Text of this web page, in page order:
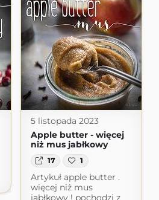
5 listopada 2023
Apple butter - więcej
niż mus jabłkowy
17 1
Artykuł apple butter .
więcej niż mus
jabłkowy ! pochodzi z